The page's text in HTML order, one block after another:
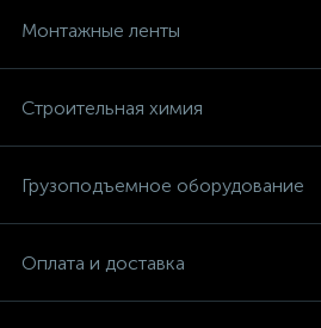
Монтажные ленты
Строительная химия
Грузоподъемное оборудование
Оплата и доставка